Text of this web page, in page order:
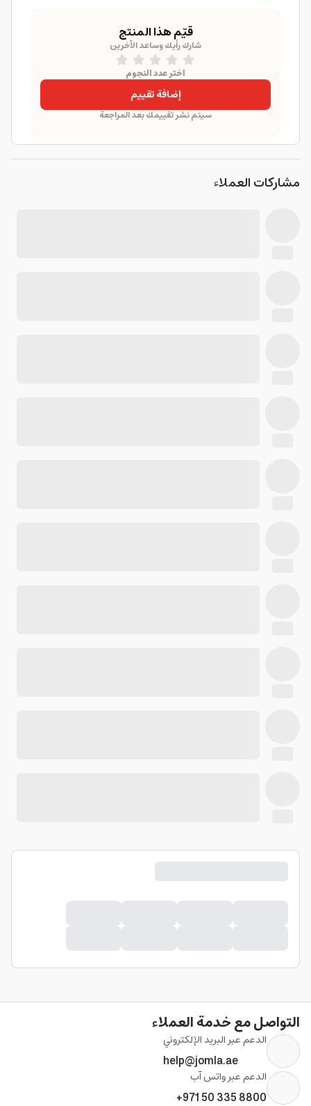
قيّم هذا المنتج
شارك رأيك وساعد الآخرين
اختر عدد النجوم
إضافة تقييم
سيتم نشر تقييمك بعد المراجعة
مشاركات العملاء
التواصل مع خدمة العملاء
الدعم عبر البريد الإلكتروني
help@jomla.ae
الدعم عبر واتس آب
+971 50 335 8800